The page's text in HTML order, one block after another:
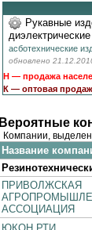
Рукавные
асботехнические
обновлено
Н — продажа
К — оптовая
Вероятные
Компании,
Название
ПРИВОЛЖСКАЯ
АССОЦИАЦИЯ